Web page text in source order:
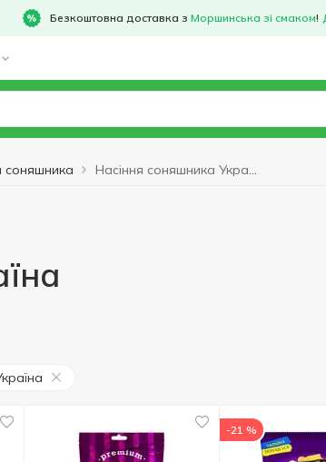
Безкоштовна доставка з Моршинська зі смаком!
соняшника Насіння соняшника Україна
-21 %